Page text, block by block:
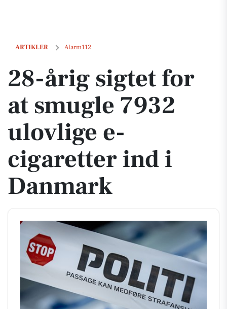
ARTIKLER Alarm112
28-årig sigtet for at smugle 7932 ulovlige e-cigaretter ind i Danmark
28-årig sigtet for
at smugle 7932
ulovlige e-
cigaretter ind i
Danmark